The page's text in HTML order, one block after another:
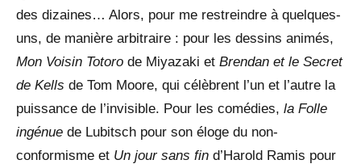
des dizaines… Alors, pour me restreindre à quelques-
uns, de manière arbitraire : pour les dessins animés,
Mon Voisin Totoro de Miyazaki et Brendan et le Secret
de Kells de Tom Moore, qui célèbrent l’un et l’autre la
puissance de l’invisible. Pour les comédies, la Folle
ingénue de Lubitsch pour son éloge du non-
conformisme et Un jour sans fin d’Harold Ramis pour